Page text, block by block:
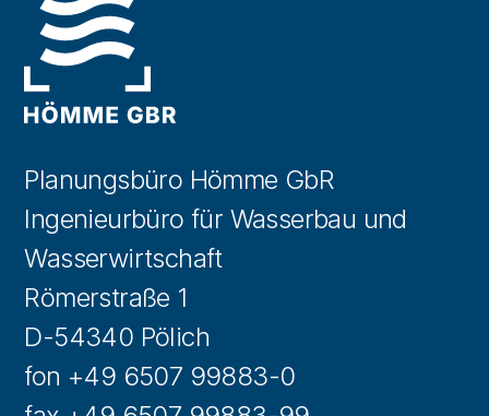
Planungsbüro Hömme GbR
Ingenieurbüro für Wasserbau und
Wasserwirtschaft
Römerstraße 1
D-54340 Pölich
fon +49 6507 99883-0